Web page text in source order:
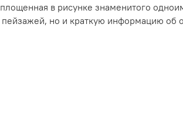
в рисунке знаменитого
пейзажей, но и краткую информацию об